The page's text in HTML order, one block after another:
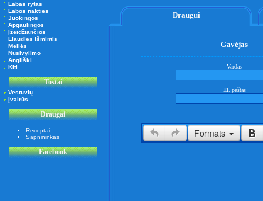
Labas rytas
Labos nakties
Juokingos
Apgaulingos
Įžeidžiančios
Liaudies išmintis
Meilės
Nusivylimo
Angliški
Kiti
Tostai
Vestuvių
Įvairūs
Draugai
Receptai
Sapnininkas
Facebook
Draugui
Gavėjas
Vardas
El. paštas
Formats